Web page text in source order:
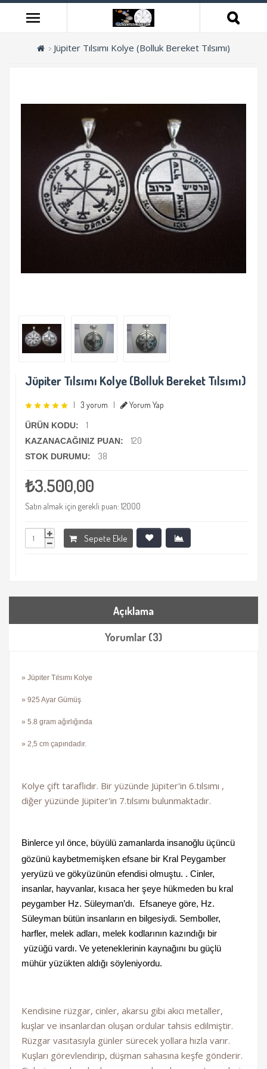
Jüpiter Tılsımı Kolye (Bolluk Bereket Tılsımı)
Jüpiter Tılsımı Kolye (Bolluk Bereket Tılsımı)
| 3 yorum | Yorum Yap
ÜRÜN KODU: 1
KAZANACAĞINIZ PUAN: 120
STOK DURUMU: 38
₺3.500,00
Satın almak için gerekli puan: 12000
Sepete Ekle
Açıklama
Yorumlar (3)
» Jüpiter Tılsımı Kolye
» 925 Ayar Gümüş
» 5.8 gram ağırlığında
» 2,5 cm çapındadır.
Kolye çift taraflıdır. Bir yüzünde Jüpiter'in 6.tılsımı ,
diğer yüzünde Jüpiter'in 7.tılsımı bulunmaktadır.
Binlerce yıl önce, büyülü zamanlarda insanoğlu üçüncü
gözünü kaybetmemişken efsane bir Kral Peygamber
yeryüzü ve gökyüzünün efendisi olmuştu. . Cinler,
insanlar, hayvanlar, kısaca her şeye hükmeden bu kral
peygamber Hz. Süleyman’dı. Efsaneye göre, Hz.
Süleyman bütün insanların en bilgesiydi. Semboller,
harfler, melek adları, melek kodlarının kazındığı bir
yüzüğü vardı. Ve yeteneklerinin kaynağını bu güçlü
mühür yüzükten aldığı söyleniyordu.
Kendisine rüzgar, cinler, akarsu gibi akıcı metaller,
kuşlar ve insanlardan oluşan ordular tahsis edilmiştir.
Rüzgar vasıtasıyla günler sürecek yollara hızla varır.
Kuşları görevlendirip, düşman sahasına keşfe gönderir.